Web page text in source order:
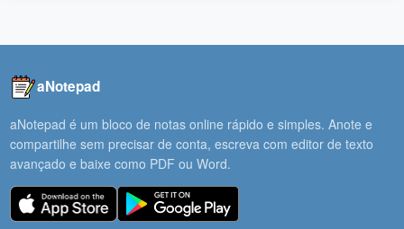
aNotepad
aNotepad é um bloco de notas online rápido e simples. Anote e
compartilhe sem precisar de conta, escreva com editor de texto
avançado e baixe como PDF ou Word.